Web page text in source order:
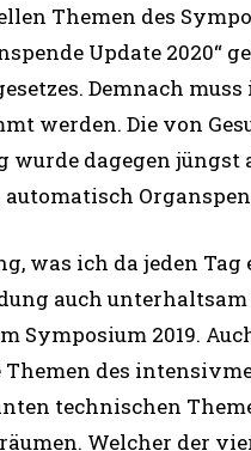
Themen des
Update 2020“
Demnach
werden. Die von
wurde dagegen
was ich da jeden
auch unterhaltsam
Symposium 2019.
des
technischen
Welcher der